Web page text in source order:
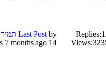
Replies:
Views:
Last Post by
תמיר
14 years 7 months ago